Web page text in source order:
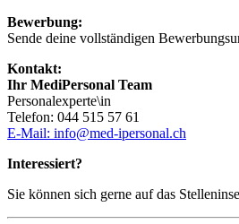
Bewerbung:
Sende deine vollständigen
Kontakt:
Ihr MediPersonal Team
Personalexperte\in
Telefon: 044 515 57 61
E-Mail: info@med-ipersonal.ch
Interessiert?
Sie können sich gerne auf das